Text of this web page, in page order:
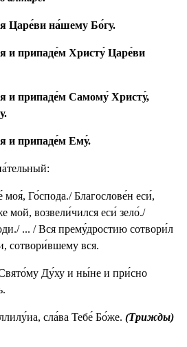
Царе́ви на́шему Бо́гу.
и припаде́м Христу́ Царе́ви
и припаде́м Самому́ Христу́,
и припаде́м Ему́.
моя́, Го́спода./ Благослове́н еси́,
мой, возвели́чился еси́ зело́./
... / Вся прему́дростию сотвори́л
сотвори́вшему вся.
Ду́ху и ны́не и при́сно
сла́ва Тебе́ Бо́же. (Трижды)